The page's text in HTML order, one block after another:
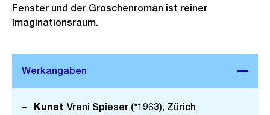
Fenster und der Groschenroman ist reiner
Imaginationsraum.
Kunst Vreni Spieser (*1963), Zürich